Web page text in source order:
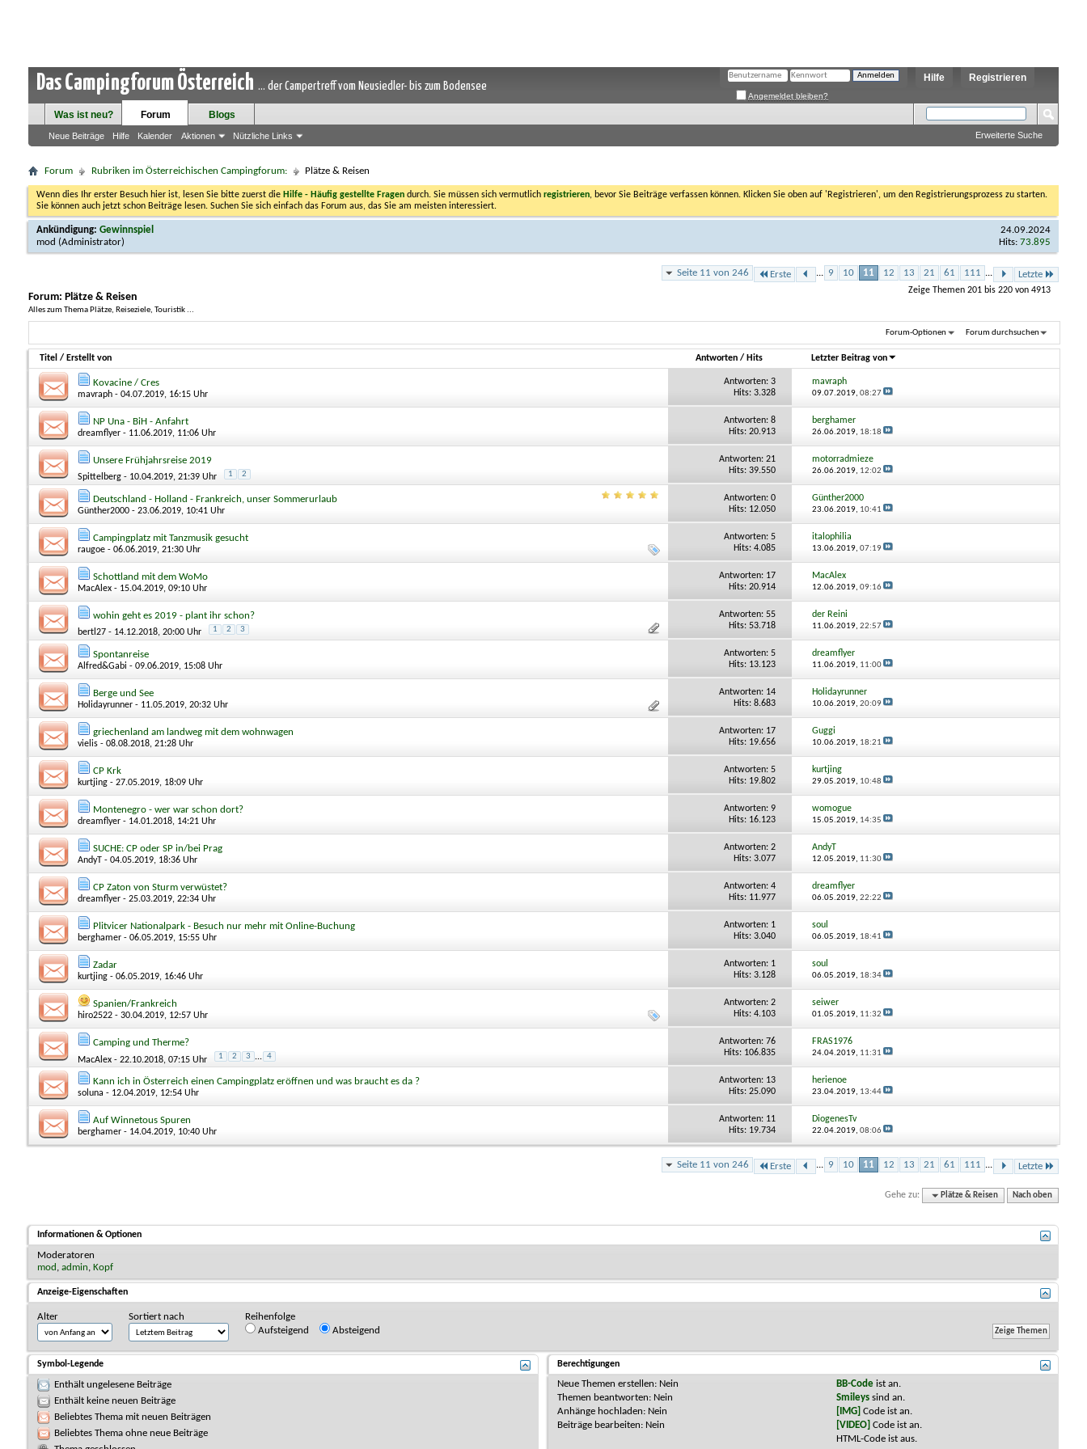
Das Campingforum Österreich ... der Campertreff vom Neusiedler- bis zum Bodensee
Registrieren
Hilfe
Angemeldet bleiben?
Was ist neu? Forum
Neue Beiträge Hilfe Kalender Aktionen Nützliche Links
Blogs
Erweiterte Suche
Forum Rubriken im Österreichischen Campingforum: Plätze & Reisen
Wenn dies Ihr erster Besuch hier ist, lesen Sie bitte zuerst die Hilfe - Häufig gestellte Fragen durch. Sie müssen sich vermutlich registrieren, bevor Sie Beiträge verfassen können. Klicken Sie oben auf 'Registrieren', um den Registrierungsprozess zu starten.
Sie können auch jetzt schon Beiträge lesen. Suchen Sie sich einfach das Forum aus, das Sie am meisten interessiert.
Ankündigung: Gewinnspiel
mod (Administrator)
24.09.2024
Hits: 73.895
Seite 11 von 246 Erste ... 9 10 11 12 13 21 61 111 ... Letzte
Zeige Themen 201 bis 220 von 4913
Forum: Plätze & Reisen
Alles zum Thema Plätze, Reiseziele, Touristik ...
Forum-Optionen Forum durchsuchen
Titel / Erstellt von Antworten/ Hits Letzter Beitrag von
Kovacine / Cres
mavraph - 04.07.2019, 16:15 Uhr
Antworten: 3
Hits: 3.328
mavraph
09.07.2019,08:27
NP Una - BiH - Anfahrt
dreamflyer - 11.06.2019, 11:06 Uhr
Antworten: 8
Hits: 20.913
berghamer
26.06.2019, 18:18
Unsere Frühjahrsreise 2019
Spittelberg - 10.04.2019, 21:39 Uhr 1 2
Antworten: 21
Hits: 39.550
motorradmieze
26.06.2019, 12:02
Deutschland - Holland - Frankreich, unser Sommerurlaub
Günther2000 - 23.06.2019, 10:41 Uhr
Antworten: 0
Hits: 12.050
Günther2000
23.06.2019, 10:41
Campingplatz mit Tanzmusik gesucht
raugoe - 06.06.2019, 21:30 Uhr
Antworten: 5
Hits: 4.085
italophilia
13.06.2019,07:19
Schottland mit dem WoMo
MacAlex - 15.04.2019, 09:10 Uhr
Antworten: 17
Hits: 20.914
MacAlex
12.06.2019,09:16
wohin geht es 2019 - plant ihr schon?
bertl27 - 14.12.2018, 20:00 Uhr 1 2 3
Antworten: 55
Hits: 53.718
der Reini
11.06.2019,22:57
Spontanreise
Alfred&Gabi - 09.06.2019, 15:08 Uhr
Antworten: 5
Hits: 13.123
dreamflyer
11.06.2019, 11:00
Berge und See
Holidayrunner - 11.05.2019, 20:32 Uhr
Antworten: 14
Hits: 8.683
Holidayrunner
10.06.2019,20:09
griechenland am landweg mit dem wohnwagen
vielis - 08.08.2018, 21:28 Uhr
Antworten: 17
Hits: 19.656
Guggi
10.06.2019, 18:21
CP Krk
kurtjing - 27.05.2019, 18:09 Uhr
Antworten: 5
Hits: 19.802
kurtjing
29.05.2019, 10:48
Montenegro - wer war schon dort?
dreamflyer - 14.01.2018, 14:21 Uhr
Antworten: 9
Hits: 16.123
womogue
15.05.2019, 14:35
SUCHE: CP oder SP in/bei Prag
AndyT - 04.05.2019, 18:36 Uhr
Antworten: 2
Hits: 3.077
AndyT
12.05.2019, 11:30
CP Zaton von Sturm verwüstet?
dreamflyer - 25.03.2019, 22:34 Uhr
Antworten: 4
Hits: 11.977
dreamflyer
06.05.2019,22:22
Plitvicer Nationalpark - Besuch nur mehr mit Online-Buchung
berghamer - 06.05.2019, 15:55 Uhr
Antworten: 1
Hits: 3.040
soul
06.05.2019, 18:41
Zadar
kurtjing - 06.05.2019, 16:46 Uhr
Antworten: 1
Hits: 3.128
soul
06.05.2019, 18:34
Spanien/Frankreich
hiro2522 - 30.04.2019, 12:57 Uhr
Antworten: 2
Hits: 4.103
seiwer
01.05.2019, 11:32
Camping und Therme?
MacAlex - 22.10.2018, 07:15 Uhr 1 2 3 ... 4
Antworten: 76
Hits: 106.835
FRAS1976
24.04.2019, 11:31
Kann ich in Österreich einen Campingplatz eröffnen und was braucht es da ?
soluna - 12.04.2019, 12:54 Uhr
Antworten: 13
Hits: 25.090
herienoe
23.04.2019, 13:44
Auf Winnetous Spuren
berghamer - 14.04.2019, 10:40 Uhr
Antworten: 11
Hits: 19.734
DiogenesTv
22.04.2019,08:06
Seite 11 von 246 Erste ... 9 10 11 12 13 21 61 111 ... Letzte
Gehe zu: Plätze & Reisen Nach oben
Informationen & Optionen
Moderatoren
mod , admin, Kopf
Anzeige-Eigenschaften
Alter Sortiert nach
Reihenfolge
Aufsteigend
Absteigend
Symbol-Legende
Enthält ungelesene Beiträge
Enthält keine neuen Beiträge
Beliebtes Thema mit neuen Beiträgen
Beliebtes Thema ohne neue Beiträge
Berechtigungen
Neue Themen erstellen: Nein
Themen beantworten: Nein
Anhänge hochladen: Nein
Beiträge bearbeiten: Nein
BB-Code istan.
Smileys sindan.
[IMG] Code istan.
[VIDEO] Code istan.
HTML-Code istaus.